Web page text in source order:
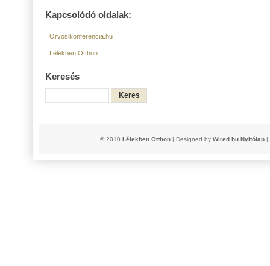
Kapcsolódó oldalak:
Orvosikonferencia.hu
Lélekben Otthon
Keresés
© 2010 Lélekben Otthon | Designed by Wired.hu Nyitólap |